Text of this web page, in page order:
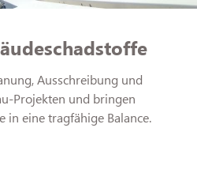
Ausschreibung und
Projekten und bringen
eine tragfähige Balance.